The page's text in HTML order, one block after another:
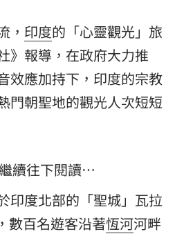
， 印度的「心靈觀光」 旅
》報導，在政府大力推
效應加持下，印度的宗教
門朝聖地的觀光人次短短
續往下閱讀…
印度北部的「聖城」瓦拉
數百名遊客沿著恆河河畔